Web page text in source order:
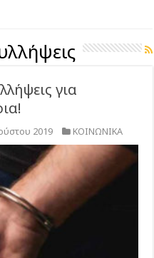
για
2019 ΚΟΙΝΩΝΙΚΑ